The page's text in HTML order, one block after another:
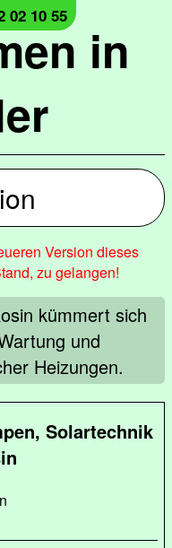
in
02 10 55
Version dieses
zu gelangen!
kümmert sich
und
Heizungen.
Solartechnik